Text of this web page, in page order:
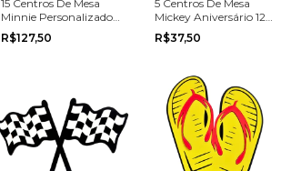
15 Centros De Mesa
Minnie Personalizado
com Nome e Idade
R$127,50
5 Centros De Mesa
Mickey Aniversário 12
cm
R$37,50